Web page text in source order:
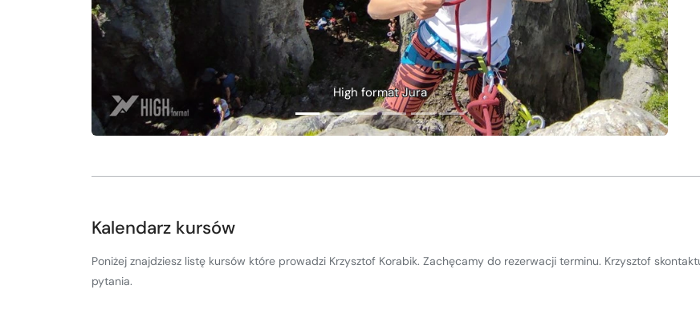
High format Jura High format Costa
Kalendarz kursów
Poniżej znajdziesz listę kursów które prowadzi Krzysztof Korabik. Zachęcamy do rezerwacji terminu. Krzysztof
pytania.